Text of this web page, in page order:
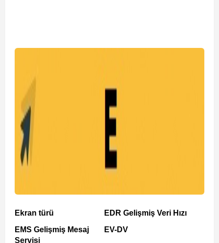
Ekran türü
EMS Gelişmiş Mesaj
Servisi
EDR Gelişmiş Veri Hızı
EV-DV